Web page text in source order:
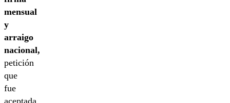
mensual
y
arraigo
nacional,
petición
que
fue
aceptada